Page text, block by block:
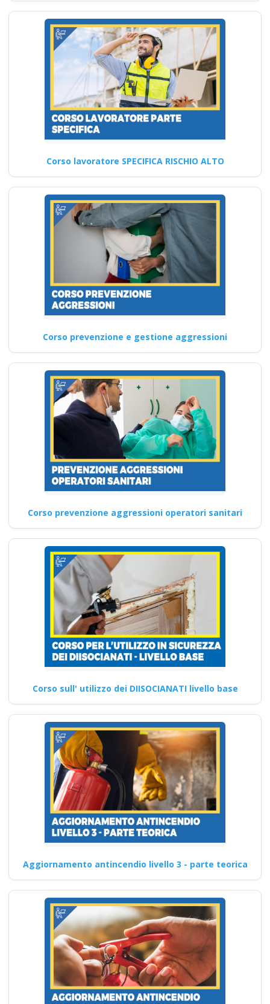
Corso lavoratore SPECIFICA RISCHIO ALTO
Corso prevenzione e gestione aggressioni
Corso prevenzione aggressioni operatori sanitari
Corso sull' utilizzo dei DIISOCIANATI livello base
Aggiornamento antincendio livello 3 - parte teorica